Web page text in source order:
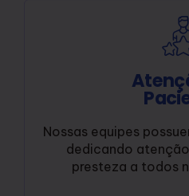
Nossas equipes
dedicando
presteza a todos